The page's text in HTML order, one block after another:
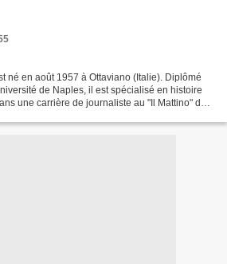
né en août 1957 à Ottaviano (Italie). Diplômé
de Naples, il est spécialisé en histoire
une carrière de journaliste au "Il Mattino" de